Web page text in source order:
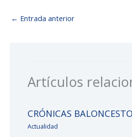
← Entrada anterior
Artículos
CRÓNICAS BALONCESTO
Actualidad